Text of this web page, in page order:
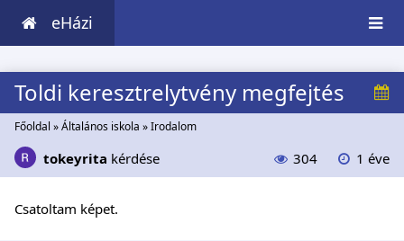
eHázi
Toldi keresztrelytvény megfejtés
Főoldal »Általános iskola »Irodalom
tokeyrita kérdése 304 1 éve
Csatoltam képet.